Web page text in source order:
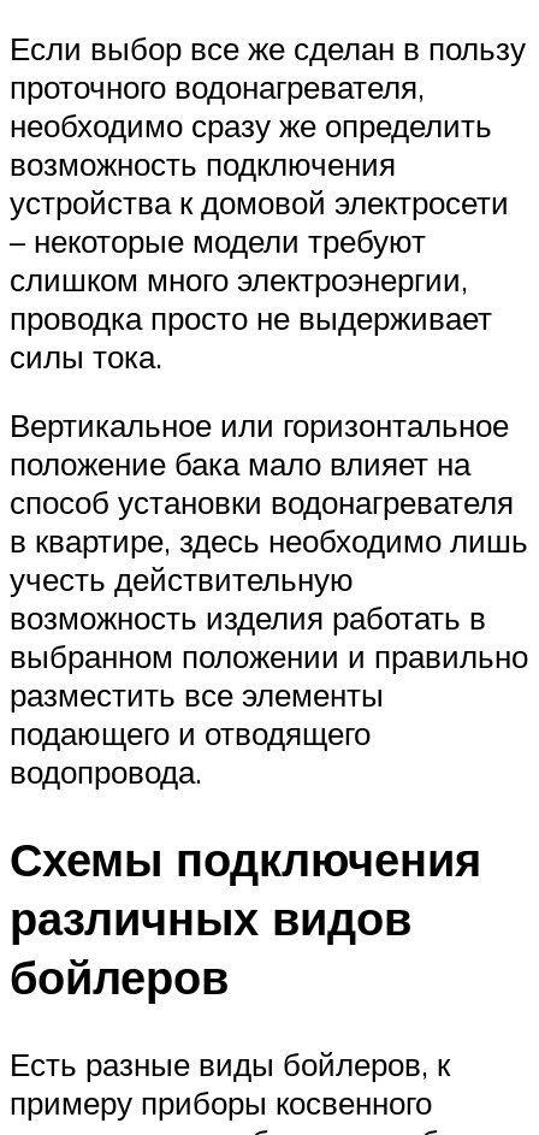
Если выбор все же сделан в пользу
проточного водонагревателя,
необходимо сразу же определить
возможность подключения
устройства к домовой электросети
– некоторые модели требуют
слишком много электроэнергии,
проводка просто не выдерживает
силы тока.
Вертикальное или горизонтальное
положение бака мало влияет на
способ установки водонагревателя
в квартире, здесь необходимо лишь
учесть действительную
возможность изделия работать в
выбранном положении и правильно
разместить все элементы
подающего и отводящего
водопровода.
Схемы подключения
различных видов
бойлеров
Есть разные виды бойлеров, к
примеру приборы косвенного